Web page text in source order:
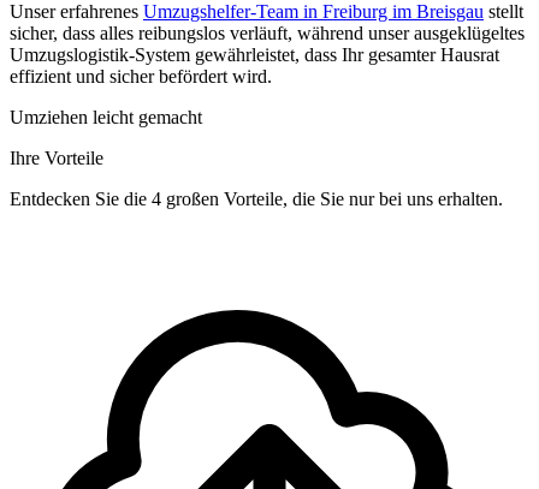
Unser erfahrenes Umzugshelfer-Team in Freiburg im Breisgau stellt
sicher, dass alles reibungslos verläuft, während unser ausgeklügeltes
Umzugslogistik-System gewährleistet, dass Ihr gesamter Hausrat
effizient und sicher befördert wird.
Umziehen leicht gemacht
Ihre Vorteile
Entdecken Sie die 4 großen Vorteile, die Sie nur bei uns erhalten.